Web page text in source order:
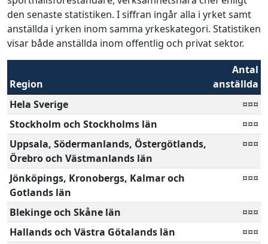
den senaste statistiken. I siffran ingår alla i yrket samt
anställda i yrken inom samma yrkeskategori. Statistiken
visar både anställda inom offentlig och privat sektor.
Region
Antal
anställda
Hela Sverige
¤¤¤
Stockholm och Stockholms län
¤¤¤
Uppsala, Södermanlands, Östergötlands,
Örebro och Västmanlands län
¤¤¤
Jönköpings, Kronobergs, Kalmar och
Gotlands län
¤¤¤
Blekinge och Skåne län
¤¤¤
Hallands och Västra Götalands län
¤¤¤